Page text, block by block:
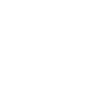
La posición
tranquilidad
política»